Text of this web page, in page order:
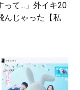
て...」外イキ20
んじゃった【私